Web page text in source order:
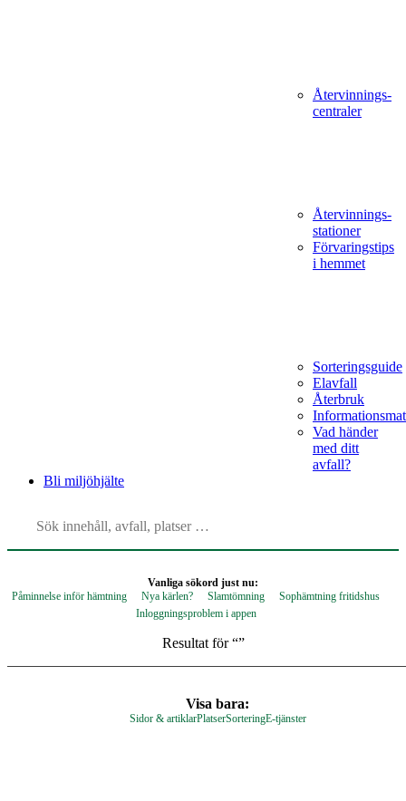
Återvinnings­
centraler
Återvinnings­
stationer
Förvaringstips
i hemmet
Sorteringsguide
Elavfall
Återbruk
Vad händer
med ditt
avfall?
Bli miljöhjälte
Vanliga sökord just nu:
Påminnelse inför hämtning
Nya kärlen? Slamtömning
Sophämtning fritidshus
Inloggningsproblem i appen
Resultat för “”
Visa bara:
Sidor & artiklarPlatserSorteringE-tjänster